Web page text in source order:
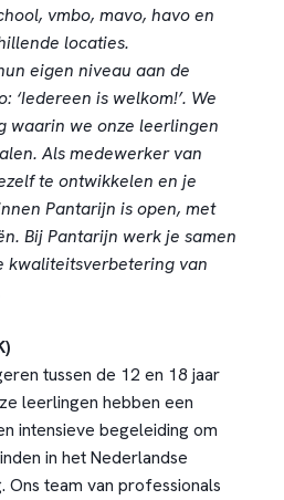
vmbo, mavo, havo en
locaties.
eigen niveau aan de
is welkom!’. We
waarin we onze leerlingen
Als medewerker van
te ontwikkelen en je
Pantarijn is open, met
Bij Pantarijn werk je samen
kwaliteitsverbetering van
tussen de 12 en 18 jaar
leerlingen hebben een
intensieve begeleiding om
in het Nederlandse
Ons team van professionals